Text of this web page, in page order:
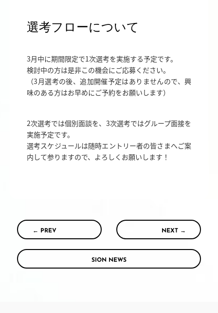
選考フローについて
3月中に期間限定で1次選考を実施する予定です。
検討中の方は是非この機会にご応募ください。
（3月選考の後、追加開催予定はありませんので、興
味のある方はお早めにご予約をお願いします）
2次選考では個別面談を、3次選考ではグループ面接を
実施予定です。
選考スケジュールは随時エントリー者の皆さまへご案
内して参りますので、よろしくお願いします！